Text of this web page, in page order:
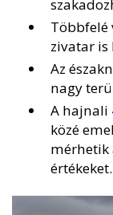
Többfelé
zivatar
Az
nagy
A hajnali
közé
mérhetik
értékeket.